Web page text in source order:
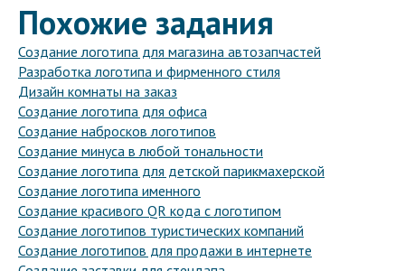
Похожие задания
Создание логотипа для магазина автозапчастей
Разработка логотипа и фирменного стиля
Дизайн комнаты на заказ
Создание логотипа для офиса
Создание набросков логотипов
Создание минуса в любой тональности
Создание логотипа для детской парикмахерской
Создание логотипа именного
Создание красивого QR кода с логотипом
Создание логотипов туристических компаний
Создание логотипов для продажи в интернете